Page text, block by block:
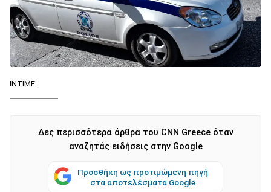
ΙΝΤΙΜΕ
Δες περισσότερα άρθρα του CNN Greece όταν
αναζητάς ειδήσεις στην Google
Προσθήκη ως προτιμώμενη πηγή
στα αποτελέσματα Google